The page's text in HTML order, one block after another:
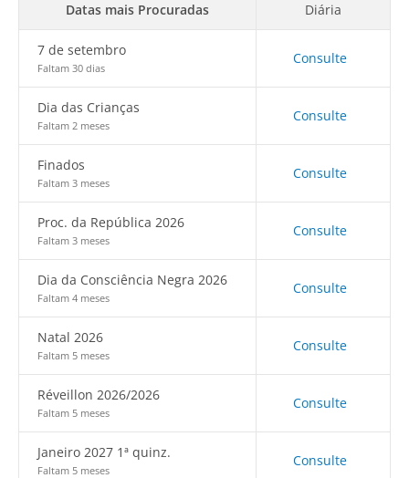
Datas mais Procuradas Diária
7 de setembro
Faltam 30 dias
Consulte
Dia das Crianças
Faltam 2 meses
Consulte
Finados
Faltam 3 meses
Consulte
Proc. da República 2026
Faltam 3 meses
Consulte
Dia da Consciência Negra 2026
Faltam 4 meses
Consulte
Natal 2026
Faltam 5 meses
Consulte
Réveillon 2026/2026
Faltam 5 meses
Consulte
Janeiro 2027 1ª quinz.
Faltam 5 meses
Consulte